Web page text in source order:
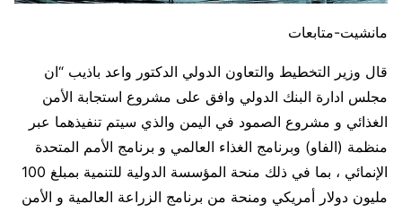
مانشيت-متابعات
قال وزير التخطيط والتعاون الدولي الدكتور واعد باذيب “ان
مجلس ادارة البنك الدولي وافق على مشروع استجابة الأمن
الغذائي و مشروع الصمود في اليمن والذي سيتم تنفيذهما عبر
منظمة (الفاو) وبرنامج الغذاء العالمي و برنامج الأمم المتحدة
الإنمائي ، بما في ذلك منحة المؤسسة الدولية للتنمية بمبلغ 100
مليون دولار أمريكي ومنحة من برنامج الزراعة العالمية و الأمن